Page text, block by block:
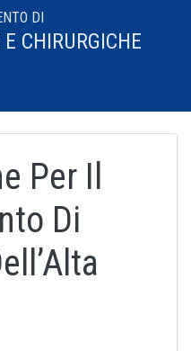
DI
CHIRURGICHE
Per Il
Di